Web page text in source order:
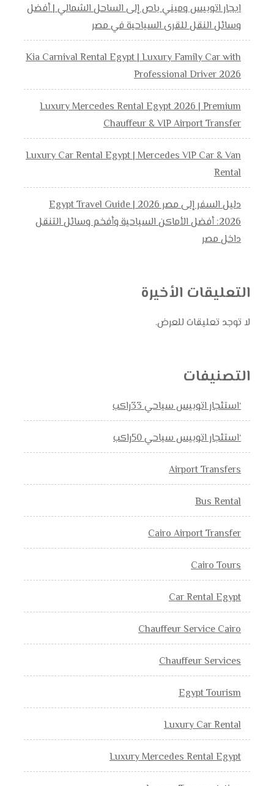
ايجار اتوبيس وميني باص إلى الساحل الشمالي | أفضل
وسائل النقل للقرى السياحية في مصر
Kia Carnival Rental Egypt | Luxury Family Car with
Professional Driver 2026
Luxury Mercedes Rental Egypt 2026 | Premium
Chauffeur & VIP Airport Transfer
Luxury Car Rental Egypt | Mercedes VIP Car & Van
Rental
دليل السفر إلى مصر 2026 | Egypt Travel Guide
2026: أفضل الأماكن السياحية وأفخم وسائل التنقل
داخل مصر
التعليقات الأخيرة
لا توجد تعليقات للعرض.
التصنيفات
‘استئجار اتوبيس سياحي 33راكب
‘استئجار اتوبيس سياحي 50راكب
Airport Transfers
Bus Rental
Cairo Airport Transfer
Cairo Tours
Car Rental Egypt
Chauffeur Service Cairo
Chauffeur Services
Egypt Tourism
Luxury Car Rental
Luxury Mercedes Rental Egypt